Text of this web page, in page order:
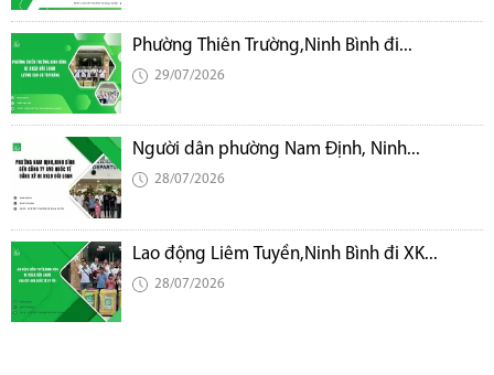
Phường Thiên Trường,Ninh Bình đi...
29/07/2026
Người dân phường Nam Định, Ninh...
28/07/2026
Lao động Liêm Tuyền,Ninh Bình đi XK...
28/07/2026